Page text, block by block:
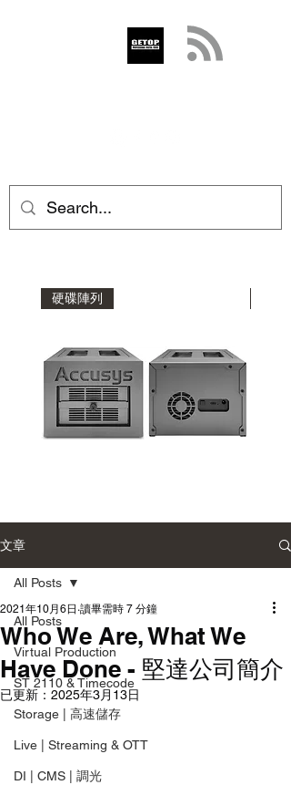
硬碟陣列
2
陣
列
統
Module
Enclosure
模
箱
文章
All Posts
Virtual Production
ST 2110 & Timecode
Storage | 高速儲存
Live | Streaming & OTT
DI | CMS | 調光
All Posts
Who We Are, What We
Have Done - 堅達公司簡介
2021年10月6日 讀畢需時 7 分鐘
已更新： 2025年3月13日